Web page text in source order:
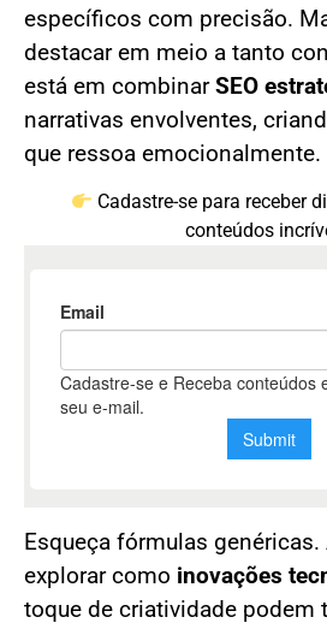
específicos com precisão.
destacar em meio a tanto
está em combinarSEO
narrativas envolventes,
que ressoa emocionalmente.
Cadastre-se para receber
conteúdos
Esqueça fórmulas genéricas.
explorar como inovações
toque de criatividade podem